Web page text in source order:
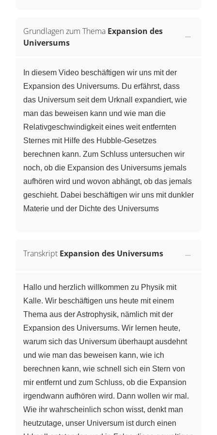
Grundlagen zum Thema Expansion des
Universums
In diesem Video beschäftigen wir uns mit der
Expansion des Universums. Du erfährst, dass
das Universum seit dem Urknall expandiert, wie
man das beweisen kann und wie man die
Relativgeschwindigkeit eines weit entfernten
Sternes mit Hilfe des Hubble-Gesetzes
berechnen kann. Zum Schluss untersuchen wir
noch, ob die Expansion des Universums jemals
aufhören wird und wovon abhängt, ob das jemals
geschieht. Dabei beschäftigen wir uns mit dunkler
Materie und der Dichte des Universums
Transkript Expansion des Universums
Hallo und herzlich willkommen zu Physik mit
Kalle. Wir beschäftigen uns heute mit einem
Thema aus der Astrophysik, nämlich mit der
Expansion des Universums. Wir lernen heute,
warum sich das Universum überhaupt ausdehnt
und wie man das beweisen kann, wie ich
berechnen kann, wie schnell sich ein Stern von
mir entfernt und zum Schluss, ob die Expansion
irgendwann aufhören wird. Dann wollen wir mal.
Wie ihr wahrscheinlich schon wisst, denkt man
heutzutage, unser Universum ist durch einen